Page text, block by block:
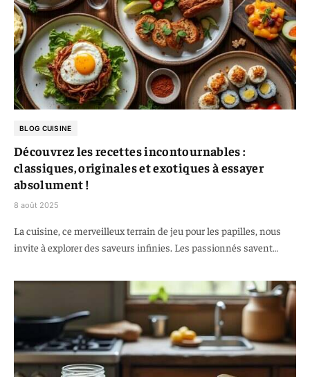
BLOG CUISINE
Découvrez les recettes incontournables :
classiques, originales et exotiques à essayer
absolument !
8 août 2025
La cuisine, ce merveilleux terrain de jeu pour les papilles, nous
invite à explorer des saveurs infinies. Les passionnés savent…